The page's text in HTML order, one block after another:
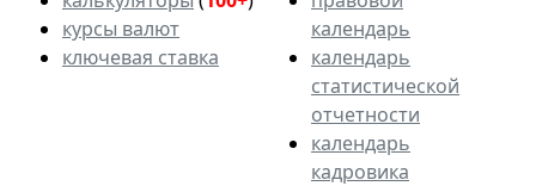
курсы валют
ключевая ставка
календарь
календарь
статистической
отчетности
календарь
кадровика